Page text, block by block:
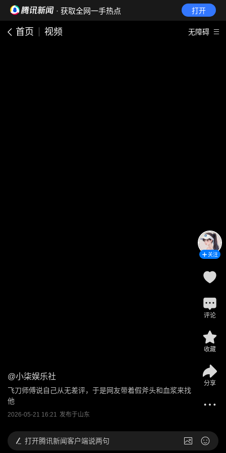
· 获取全网一手热点 打开
首页 视频 无障碍
@小柒娱乐社
飞刀师傅说自己从无差评，于是网友带着假斧头和血浆来找
他
2026-05-21 16:21 发布于山东
关注
评论
收藏
分享
打开腾讯新闻客户端说两句